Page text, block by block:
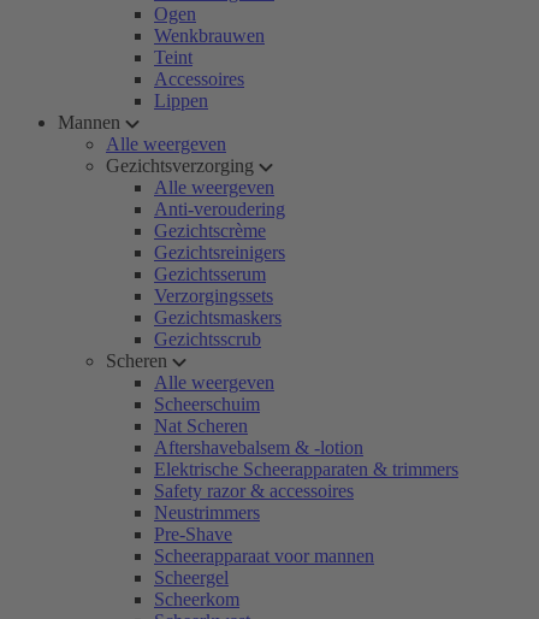
Ogen
Wenkbrauwen
Teint
Accessoires
Lippen
Mannen
Alle weergeven
Gezichtsverzorging
Alle weergeven
Anti-veroudering
Gezichtscrème
Gezichtsreinigers
Gezichtsserum
Verzorgingssets
Gezichtsmaskers
Gezichtsscrub
Scheren
Alle weergeven
Scheerschuim
Nat Scheren
Aftershavebalsem & -lotion
Elektrische Scheerapparaten & trimmers
Safety razor & accessoires
Neustrimmers
Pre-Shave
Scheerapparaat voor mannen
Scheergel
Scheerkom